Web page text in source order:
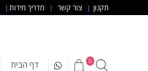
תקנון צור קשר מדריך מידות
0 דף הבית